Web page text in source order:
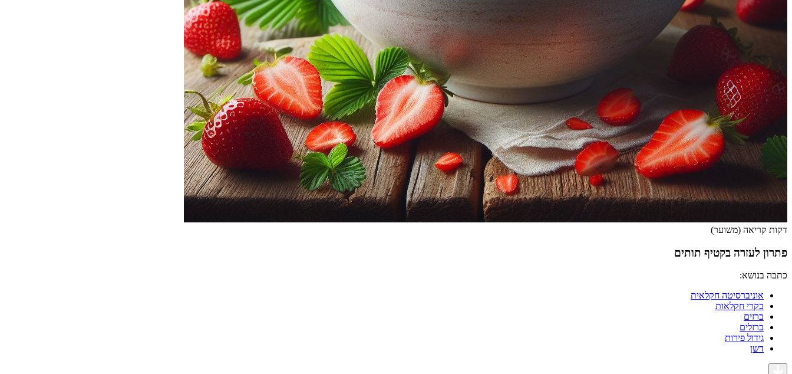
דקות קריאה (משוער)
פתרון לעזרה בקטיף תותים
כתבה בנושא:
אוניברסיטה חקלאית
בקרי חקלאות
ברזים
ברזלים
גידול פירות
דשן